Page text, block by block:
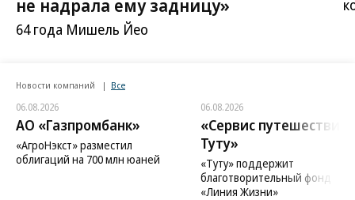
64 года Мишель Йео
Новости компаний Все
06.08.2026
АО «Газпромбанк»
«АгроНэкст» разместил
облигаций на 700 млн юаней
06.08.2026
«Сервис путешествий
Туту»
«Туту» поддержит
благотворительный фонд
«Линия Жизни»